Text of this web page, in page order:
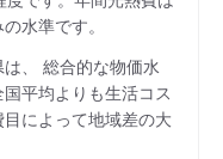
水準です。
は、 総合的な物価水
国平均よりも生活コス
目によって地域差の大